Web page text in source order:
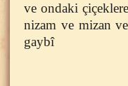
ve ondaki
nizam ve mizan
gaybî